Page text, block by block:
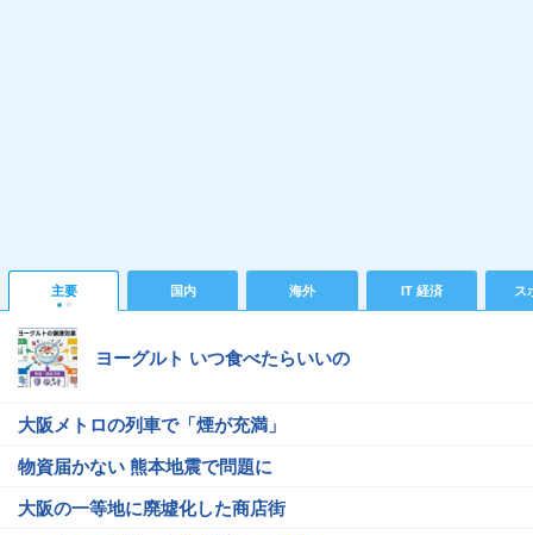
主要 国内 海外 IT 経済 ス
ヨーグルト いつ食べたらいいの
大阪メトロの列車で「煙が充満」
物資届かない 熊本地震で問題に
大阪の一等地に廃墟化した商店街